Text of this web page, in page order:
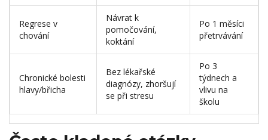
Regrese v
chování
Návrat k
pomočování,
koktání
Po 1 měsíci
přetrvávání
Chronické bolesti
hlavy/břicha
Bez lékařské
diagnózy, zhoršují
se při stresu
Po 3
týdnech a
vlivu na
školu